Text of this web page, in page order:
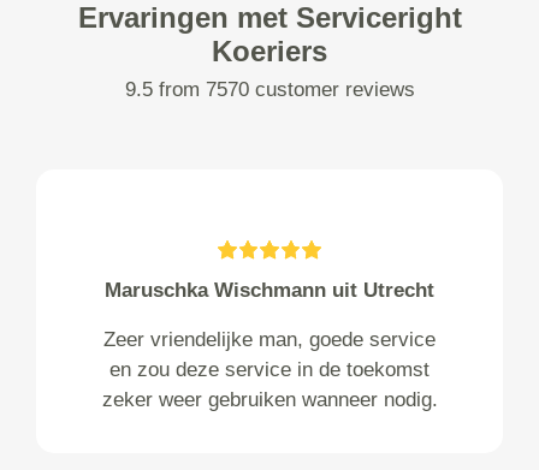
Ervaringen met Serviceright
Koeriers
9.5 from 7570 customer reviews
Maruschka Wischmann uit Utrecht
Zeer vriendelijke man, goede service
en zou deze service in de toekomst
zeker weer gebruiken wanneer nodig.